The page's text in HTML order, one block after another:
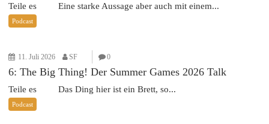
Teile es Eine starke Aussage aber auch mit einem...
Podcast
11. Juli 2026 SF 0
6: The Big Thing! Der Summer Games 2026 Talk
Teile es Das Ding hier ist ein Brett, so...
Podcast